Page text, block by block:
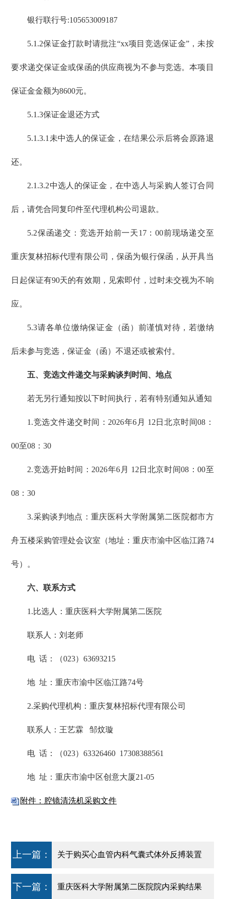
银行联行号:105653009187
5.1.2保证金打款时请批注“xx项目竞选保证金”，未按
要求递交保证金或保函的供应商视为不参与竞选。本项目
保证金金额为8600元。
5.1.3保证金退还方式
5.1.3.1未中选人的保证金，在结果公示后将会原路退
还。
2.1.3.2中选人的保证金，在中选人与采购人签订合同
后，请凭合同复印件至代理机构公司退款。
5.2保函递交：竞选开始前一天17：00前现场递交至
重庆复林招标代理有限公司，保函为银行保函，从开具当
日起保证有90天的有效期，见索即付，过时未交视为不响
应。
5.3请各单位缴纳保证金（函）前谨慎对待，若缴纳
后未参与竞选，保证金（函）不退还或被索付。
五、竞选文件递交与采购谈判时间、地点
若无另行通知按以下时间执行，若有特别通知从通知
1.竞选文件递交时间：2026年6月 12日北京时间08：
00至08：30
2.竞选开始时间：2026年6月 12日北京时间08：00至
08：30
3.采购谈判地点：重庆医科大学附属第二医院都市方
舟五楼采购管理处会议室（地址：重庆市渝中区临江路74
号）。
六、联系方式
1.比选人：重庆医科大学附属第二医院
联系人：刘老师
电 话：（023）63693215
地 址：重庆市渝中区临江路74号
2.采购代理机构：重庆复林招标代理有限公司
联系人：王艺霖 邹炆璇
电 话：（023）63326460 17308388561
地 址：重庆市渝中区创意大厦21-05
附件：腔镜清洗机采购文件
上一篇： 关于购买心血管内科气囊式体外反搏装置
（第二次）的公告
下一篇： 重庆医科大学附属第二医院院内采购结果